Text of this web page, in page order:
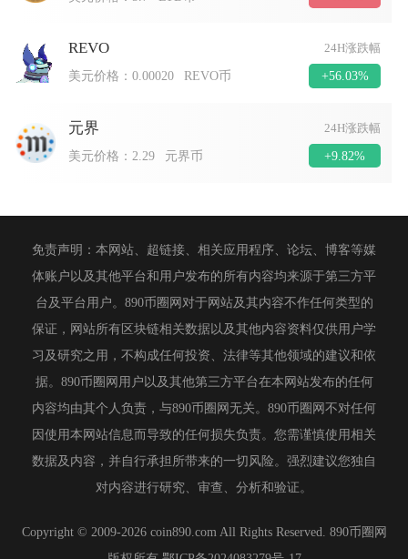
REVO 24H涨跌幅
美元价格：0.00020 REVO币 +56.03%
元界 24H涨跌幅
美元价格：2.29 元界币 +9.82%
免责声明：本网站、超链接、相关应用程序、论坛、博客等媒
体账户以及其他平台和用户发布的所有内容均来源于第三方平
台及平台用户。890币圈网对于网站及其内容不作任何类型的
保证，网站所有区块链相关数据以及其他内容资料仅供用户学
习及研究之用，不构成任何投资、法律等其他领域的建议和依
据。890币圈网用户以及其他第三方平台在本网站发布的任何
内容均由其个人负责，与890币圈网无关。890币圈网不对任何
因使用本网站信息而导致的任何损失负责。您需谨慎使用相关
数据及内容，并自行承担所带来的一切风险。强烈建议您独自
对内容进行研究、审查、分析和验证。
Copyright © 2009-2026 coin890.com All Rights Reserved. 890币圈网